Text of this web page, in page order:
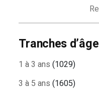
Tranches d’âge
1 à 3 ans (1029)
3 à 5 ans (1605)